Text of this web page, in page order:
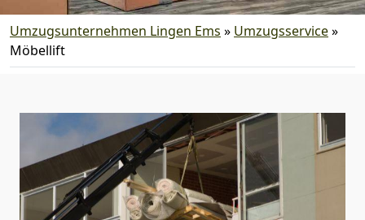
Umzugsunternehmen Lingen Ems » Umzugsservice»
Möbellift